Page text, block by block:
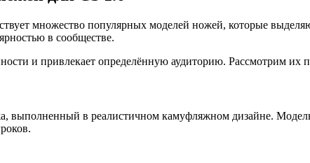
множество популярных моделей ножей, которые
в сообществе.
и привлекает определённую аудиторию. Рассмотрим их
выполненный в реалистичном камуфляжном дизайне.